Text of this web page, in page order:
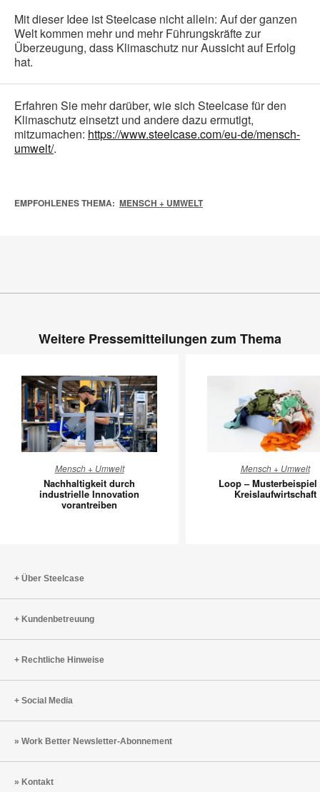
Mit dieser Idee ist Steelcase nicht allein: Auf der ganzen
Welt kommen mehr und mehr Führungskräfte zur
Überzeugung, dass Klimaschutz nur Aussicht auf Erfolg
hat.
Erfahren Sie mehr darüber, wie sich Steelcase für den
Klimaschutz einsetzt und andere dazu ermutigt,
mitzumachen: https://www.steelcase.com/eu-de/mensch-
umwelt/.
EMPFOHLENES THEMA: MENSCH + UMWELT
Weitere Pressemitteilungen zum Thema
durch
industrielle
Innovation
Mensch + Umwelt
Nachhaltigkeit durch
industrielle Innovation
vorantreiben
–
Mensch + Umwelt
Loop – Musterbeispiel
Kreislaufwirtschaft
Über Steelcase
Kundenbetreuung
Rechtliche Hinweise
Social Media
Work Better Newsletter-Abonnement
Kontakt